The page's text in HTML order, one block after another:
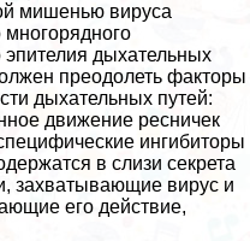
мишенью вируса
многорядного
эпителия дыхательных
преодолеть факторы
дыхательных путей:
движение ресничек
ингибиторы
в слизи секрета
захватывающие вирус и
его действие,